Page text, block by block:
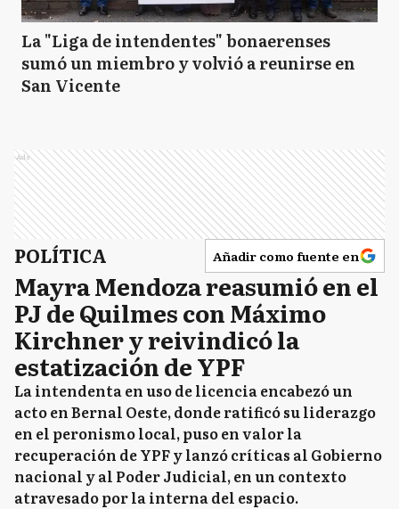
La "Liga de intendentes" bonaerenses
sumó un miembro y volvió a reunirse en
San Vicente
Ads
POLÍTICA Añadir como fuente en
Mayra Mendoza reasumió en el
PJ de Quilmes con Máximo
Kirchner y reivindicó la
estatización de YPF
La intendenta en uso de licencia encabezó un
acto en Bernal Oeste, donde ratificó su liderazgo
en el peronismo local, puso en valor la
recuperación de YPF y lanzó críticas al Gobierno
nacional y al Poder Judicial, en un contexto
atravesado por la interna del espacio.